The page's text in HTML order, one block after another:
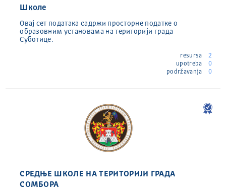
Школе
Овај сет података садржи просторне податке о
образовним установама на територији града
Суботице.
resursa
2
upotreba
0
podržavanja
0
СРЕДЊЕ ШКОЛЕ НА ТЕРИТОРИЈИ ГРАДА
СОМБОРА